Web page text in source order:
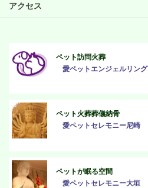
アクセス
ペット訪問火葬
愛ペットエンジェルリング
ペット火葬葬儀納骨
愛ペットセレモニー尼崎
ペットが眠る空間
愛ペットセレモニー大垣